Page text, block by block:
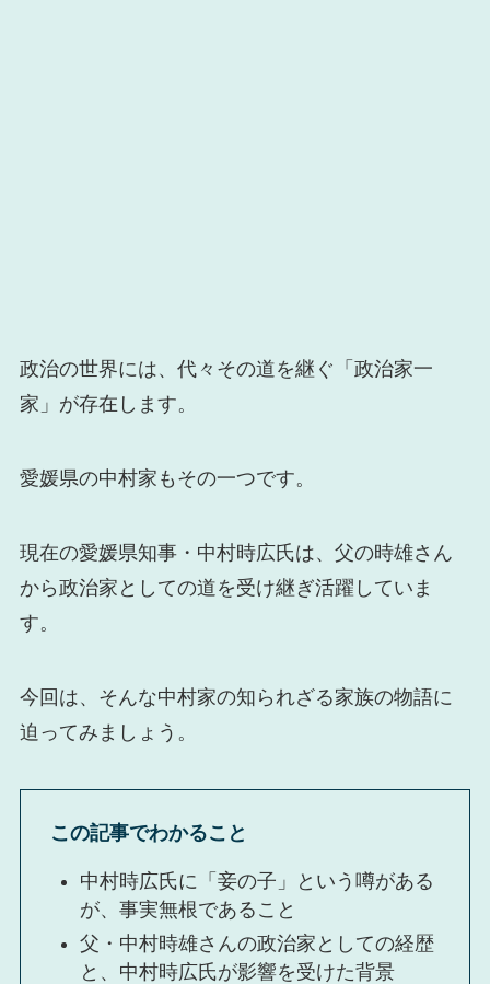
政治の世界には、代々その道を継ぐ「政治家一
家」が存在します。
愛媛県の中村家もその一つです。
現在の愛媛県知事・中村時広氏は、父の時雄さん
から政治家としての道を受け継ぎ活躍していま
す。
今回は、そんな中村家の知られざる家族の物語に
迫ってみましょう。
この記事でわかること
中村時広氏に「妾の子」という噂がある
が、事実無根であること
父・中村時雄さんの政治家としての経歴
と、中村時広氏が影響を受けた背景